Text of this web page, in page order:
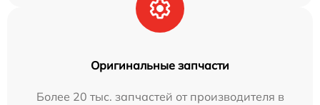
Оригинальные запчасти
Более 20 тыс. запчастей от производителя в